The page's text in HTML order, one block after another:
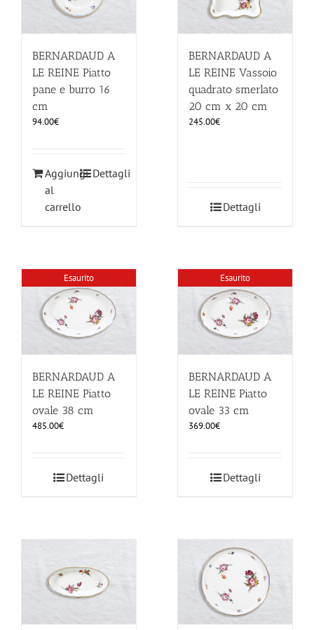
BERNARDAUD A
LE REINE Piatto
pane e burro 16
cm
94.00€
Aggiungi
al
carrello
Dettagli
BERNARDAUD A
LE REINE Vassoio
quadrato smerlato
20 cm x 20 cm
245.00€
Dettagli
Esaurito
BERNARDAUD A
LE REINE Piatto
ovale 38 cm
485.00€
Dettagli
Esaurito
BERNARDAUD A
LE REINE Piatto
ovale 33 cm
369.00€
Dettagli